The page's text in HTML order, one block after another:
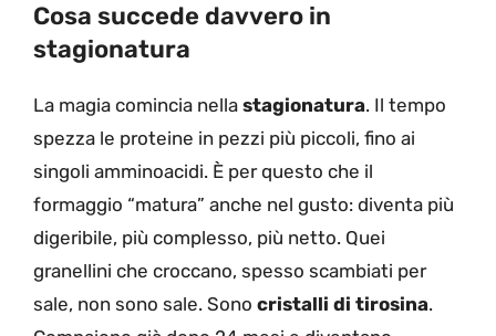
Cosa succede davvero in
stagionatura
La magia comincia nella stagionatura. Il tempo
spezza le proteine in pezzi più piccoli, fino ai
singoli amminoacidi. È per questo che il
formaggio “matura” anche nel gusto: diventa più
digeribile, più complesso, più netto. Quei
granellini che croccano, spesso scambiati per
sale, non sono sale. Sono cristalli di tirosina.